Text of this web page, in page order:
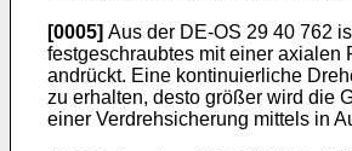
[0005] Aus der DE-OS 29 40 762
festgeschraubtes mit einer axialen
andrückt. Eine kontinuierliche
zu erhalten, desto größer wird die
einer Verdrehsicherung mittels in